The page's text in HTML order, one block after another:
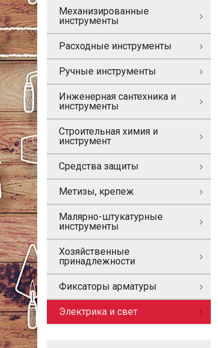
Механизированные
инструменты
Расходные инструменты
Ручные инструменты
Инженерная сантехника и
инструменты
Строительная химия и
инструмент
Средства защиты
Метизы, крепеж
Малярно-штукатурные
инструменты
Хозяйственные
принадлежности
Фиксаторы арматуры
Электрика и свет